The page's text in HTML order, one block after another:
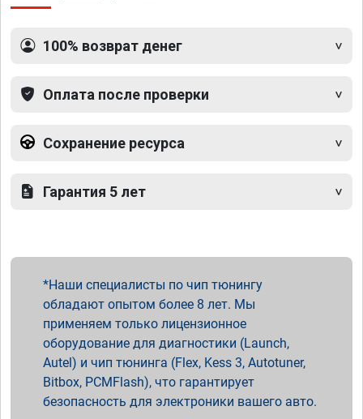
100% возврат денег
Оплата после проверки
Сохранение ресурса
Гарантия 5 лет
Наши специалисты по чип тюнингу
обладают опытом более 8 лет. Мы
применяем только лицензионное
оборудование для диагностики (Launch,
Autel) и чип тюнинга (Flex, Kess 3, Autotuner,
Bitbox, PCMFlash), что гарантирует
безопасность для электроники вашего авто.